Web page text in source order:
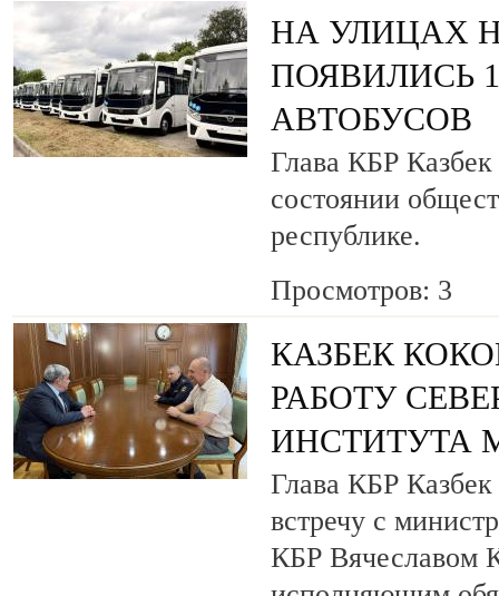
НА УЛИЦАХ
ПОЯВИЛИСЬ
АВТОБУСОВ
Глава КБР
состоянии
республике.
Просмотров: 3
КАЗБЕК
РАБОТУ
ИНСТИТУТА
Глава КБР
встречу с
КБР Вячеславом